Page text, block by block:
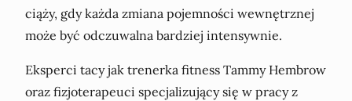
ciąży, gdy każda zmiana pojemności wewnętrznej
może być odczuwalna bardziej intensywnie.
Eksperci tacy jak trenerka fitness Tammy Hembrow
oraz fizjoterapeuci specjalizujący się w pracy z